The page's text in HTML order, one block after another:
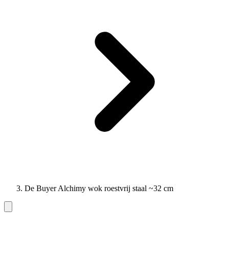
De Buyer Alchimy wok roestvrij staal ~32 cm